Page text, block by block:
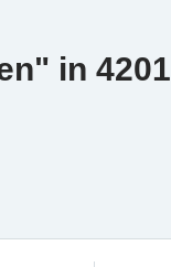
in 4201